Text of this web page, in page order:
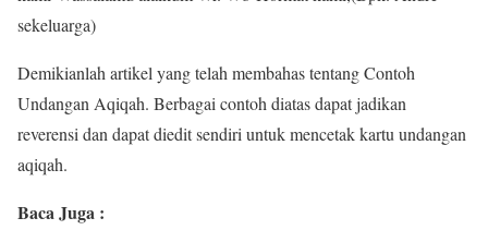
sekeluarga)
Demikianlah artikel yang telah membahas tentang Contoh
Undangan Aqiqah. Berbagai contoh diatas dapat jadikan
reverensi dan dapat diedit sendiri untuk mencetak kartu undangan
aqiqah.
Baca Juga :